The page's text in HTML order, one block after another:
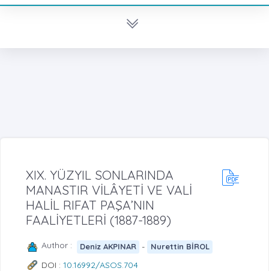
XIX. YÜZYIL SONLARINDA
MANASTIR VİLÂYETİ VE VALİ
HALİL RIFAT PAŞA’NIN
FAALİYETLERİ (1887-1889)
Author : Deniz AKPINAR - Nurettin BİROL
DOI : 10.16992/ASOS.704